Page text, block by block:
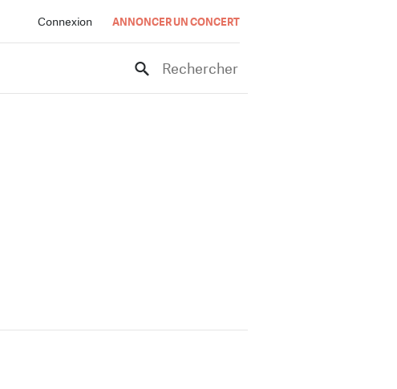
Connexion ANNONCER UN CONCERT
Rechercher